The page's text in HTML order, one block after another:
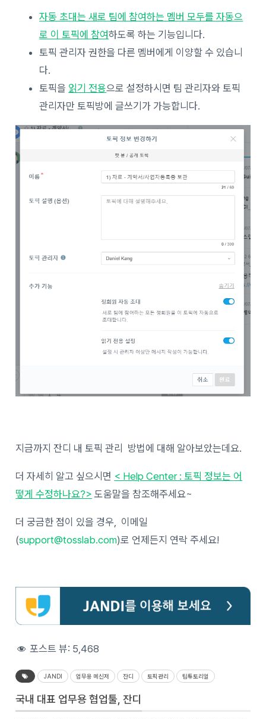
자동 초대는 새로 팀에 참여하는 멤버 모두를 자동으
로 이 토픽에 참여하도록 하는 기능입니다.
토픽 관리자 권한을 다른 멤버에게 이양할 수 있습니
다.
토픽을 읽기 전용으로 설정하시면 팀 관리자와 토픽
관리자만 토픽방에 글쓰기가 가능합니다.
지금까지 잔디 내 토픽 관리 방법에 대해 알아보았는데요.
더 자세히 알고 싶으시면 < Help Center : 토픽 정보는 어
떻게 수정하나요?> 도움말을 참조해주세요~
더 궁금한 점이 있을 경우, 이메일
(support@tosslab.com)로 언제든지 연락 주세요!
포스트 뷰: 5,468
JANDI 업무용 메신저 잔디 토픽관리 팁튜토리얼
국내 대표 업무용 협업툴, 잔디